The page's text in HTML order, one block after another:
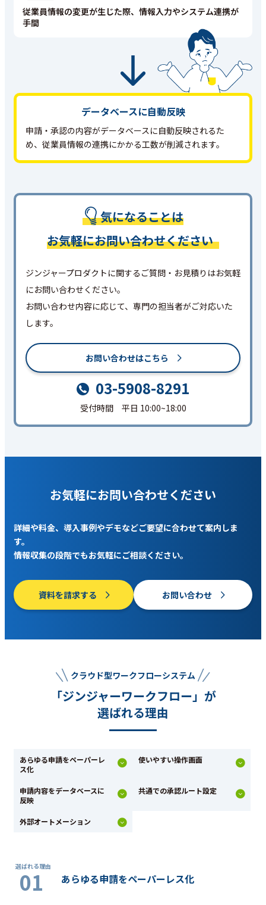
従業員情報の変更が生じた際、情報入力やシステム連携が
手間
データベースに自動反映
申請・承認の内容がデータベースに自動反映されるた
め、従業員情報の連携にかかる工数が削減されます。
気になることは
お気軽にお問い合わせください
ジンジャープロダクトに関するご質問・お見積りはお気軽
にお問い合わせください。
お問い合わせ内容に応じて、専門の担当者がご対応いた
します。
お問い合わせはこちら
03-5908-8291
受付時間 平日 10:00~18:00
お気軽にお問い合わせください
詳細や料金、導入事例やデモなどご要望に合わせて案内しま
す。
情報収集の段階でもお気軽にご相談ください。
資料を請求する お問い合わせ
クラウド型ワークフローシステム
「ジンジャーワークフロー」が
選ばれる理由
あらゆる申請をペーパーレ
ス化
使いやすい操作画面
申請内容をデータベースに
反映
共通での承認ルート設定
外部オートメーション
01 あらゆる申請をペーパーレス化